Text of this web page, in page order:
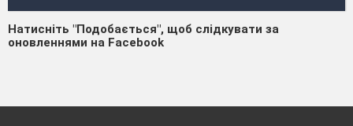
Натисніть "Подобається", щоб слідкувати за
оновленнями на Facebook